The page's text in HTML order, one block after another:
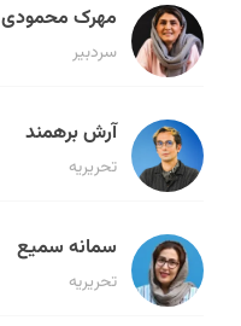
مهرک محمودی
سردبیر
آرش برهمند
تحریریه
سمانه سمیع
تحریریه